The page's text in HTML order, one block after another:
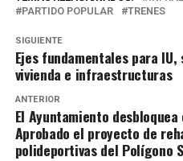
PARTIDO POPULAR
TRENES
SIGUIENTE
Ejes fundamentales para
vivienda e infraestructuras
ANTERIOR
El Ayuntamiento
Aprobado el proyecto de
polideportivas del Polígono